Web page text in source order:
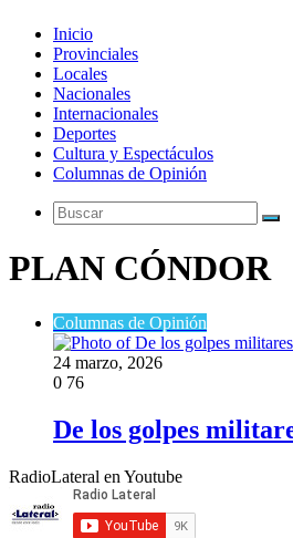
Inicio
Provinciales
Locales
Nacionales
Internacionales
Deportes
Cultura y Espectáculos
Columnas de Opinión
PLAN CÓNDOR
Columnas de Opinión
24 marzo, 2026
0 76
De los golpes
RadioLateral en Youtube